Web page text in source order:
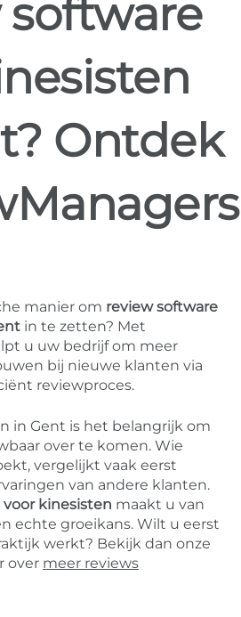
software
Ontdek
manier om review software
in te zetten? Met
u uw bedrijf om meer
bij nieuwe klanten via
reviewproces.
in Gent is het belangrijk om
over te komen. Wie
vergelijkt vaak eerst
van andere klanten.
kinesisten maakt u van
echte groeikans. Wilt u eerst
werkt? Bekijk dan onze
over meer reviews